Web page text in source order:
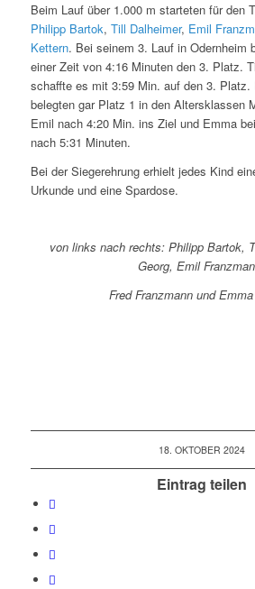
Beim Lauf über 1.000 m starteten für den
Philipp Bartok, Till Dalheimer, Emil
Kettern. Bei seinem 3. Lauf in Odernheim
einer Zeit von 4:16 Minuten den 3. Platz.
schaffte es mit 3:59 Min. auf den 3. Platz.
belegten gar Platz 1 in den Altersklassen
Emil nach 4:20 Min. ins Ziel und Emma
nach 5:31 Minuten.
Bei der Siegerehrung erhielt jedes Kind
Urkunde und eine Spardose.
von links nach rechts: Philipp Bartok,
Georg, Emil
Fred Franzmann und
18. OKTOBER 2024
Eintrag teilen